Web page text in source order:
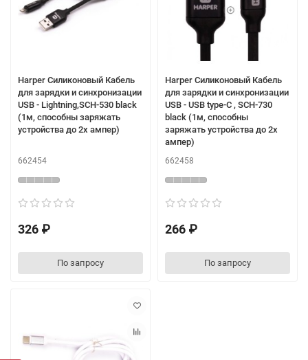
Harper Силиконовый Кабель
для зарядки и синхронизации
USB - Lightning,SCH-530 black
(1м, способны заряжать
устройства до 2х ампер)
662454
326 ₽
По запросу
Harper Силиконовый Кабель
для зарядки и синхронизации
USB - USB type-C , SCH-730
black (1м, способны
заряжать устройства до 2х
ампер)
662458
266 ₽
По запросу